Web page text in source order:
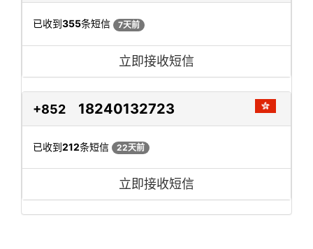
已收到355条短信 7天前
立即接收短信
+852 18240132723
已收到212条短信 22天前
立即接收短信